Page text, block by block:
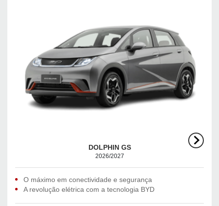
DOLPHIN GS
2026/2027
O máximo em conectividade e segurança
A revolução elétrica com a tecnologia BYD